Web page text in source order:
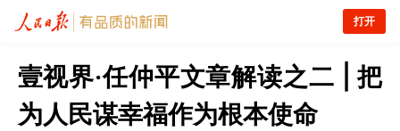
打开
壹视界·任仲平文章解读之二 | 把
为人民谋幸福作为根本使命